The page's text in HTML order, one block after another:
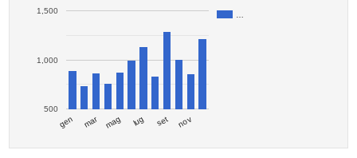
gen mar mag lug set nov
500
1,000
1,500